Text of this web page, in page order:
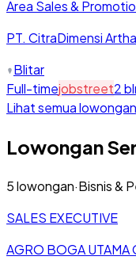
Area Sales &
PT. CitraDimensi
Blitar
Full-timejobstreet2
Lihat semua lowongan
Lowongan
5lowongan·Bisnis &
SALES EXECUTIVE
AGRO BOGA UTAMA